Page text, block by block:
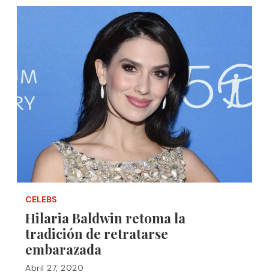
CELEBS
Hilaria Baldwin retoma la
tradición de retratarse
embarazada
Abril 27, 2020